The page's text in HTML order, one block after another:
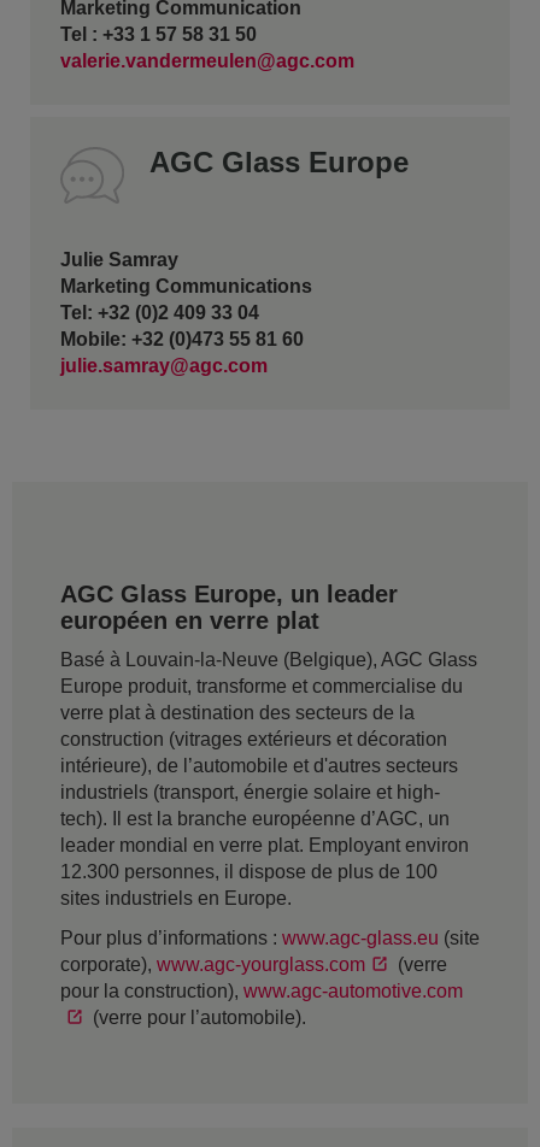
Marketing Communication
Tel : +33 1 57 58 31 50
valerie.vandermeulen@agc.com
AGC Glass Europe
Julie Samray
Marketing Communications
Tel: +32 (0)2 409 33 04
Mobile: +32 (0)473 55 81 60
julie.samray@agc.com
AGC Glass Europe, un leader
européen en verre plat
Basé à Louvain-la-Neuve (Belgique), AGC Glass
Europe produit, transforme et commercialise du
verre plat à destination des secteurs de la
construction (vitrages extérieurs et décoration
intérieure), de l’automobile et d'autres secteurs
industriels (transport, énergie solaire et high-
tech). Il est la branche européenne d’AGC, un
leader mondial en verre plat. Employant environ
12.300 personnes, il dispose de plus de 100
sites industriels en Europe.
Pour plus d’informations : www.agc-glass.eu (site
corporate), www.agc-yourglass.com
(verre
pour la construction), www.agc-automotive.com
(verre pour l’automobile).